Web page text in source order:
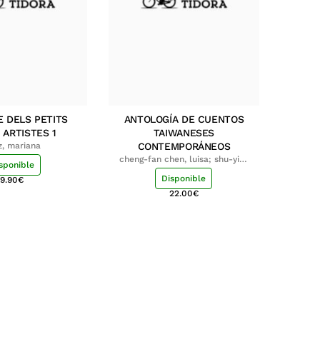
DELS PETITS
ARTISTES 1
mariana
9.90€
ANTOLOGÍA DE CUENTOS
TAIWANESES
CONTEMPORÁNEOS
cheng-fan chen, luisa; shu-ying
chang, luisa
Disponible
22.00€